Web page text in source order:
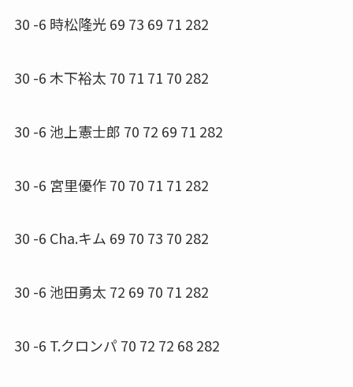
30 -6 時松隆光 69 73 69 71 282
30 -6 木下裕太 70 71 71 70 282
30 -6 池上憲士郎 70 72 69 71 282
30 -6 宮里優作 70 70 71 71 282
30 -6 Cha.キム 69 70 73 70 282
30 -6 池田勇太 72 69 70 71 282
30 -6 T.クロンパ 70 72 72 68 282